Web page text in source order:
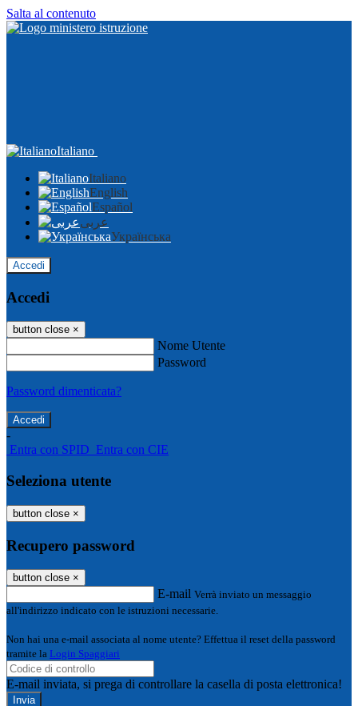
Salta al contenuto
Italiano
Italiano
English
Español
عربى
Українська
Accedi
Accedi
button close ×
Nome Utente
Password
Password dimenticata?
-
Entra con SPID Entra con CIE
Seleziona utente
button close ×
Recupero password
button close ×
E-mail Verrà inviato un messaggio
all'indirizzo indicato con le istruzioni necessarie.
Non hai una e-mail associata al nome utente? Effettua il reset della password
tramite la Login Spaggiari
E-mail inviata, si prega di controllare la casella di posta elettronica!